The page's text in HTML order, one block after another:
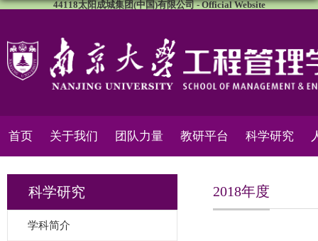
44118太阳成城集团(中国)有限公司 - Official Website
首页 关于我们 团队力量 教研平台 科学研究
科学研究
学科简介
2018年度